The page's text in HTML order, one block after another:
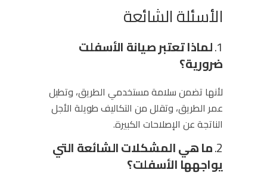
الأسئلة الشائعة
1. لماذا تعتبر صيانة الأسفلت
ضرورية؟
لأنها تضمن سلامة مستخدمي الطريق، وتطيل
عمر الطريق، وتقلل من التكاليف طويلة الأجل
الناتجة عن الإصلاحات الكبيرة.
2. ما هي المشكلات الشائعة التي
يواجهها الأسفلت؟